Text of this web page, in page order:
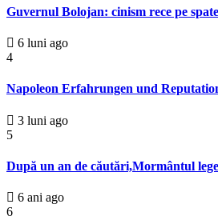
Guvernul Bolojan: cinism rece pe
6 luni ago
4
Napoleon Erfahrungen und
3 luni ago
5
După un an de căutări,Mormântul
6 ani ago
6